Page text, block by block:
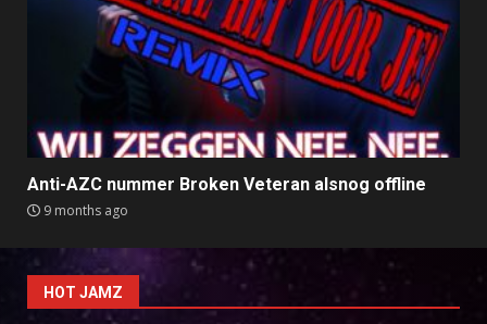
Anti-AZC nummer Broken Veteran alsnog offline
9 months ago
HOT JAMZ